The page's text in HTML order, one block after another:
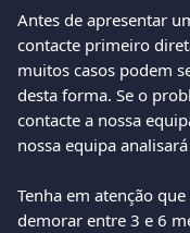
Antes de apresentar
contacte primeiro
muitos casos podem
desta forma. Se o
contacte a nossa
nossa equipa
Tenha em atenção
demorar entre 3 e 6